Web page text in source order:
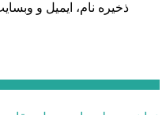
ذخیره نام، ایمیل و